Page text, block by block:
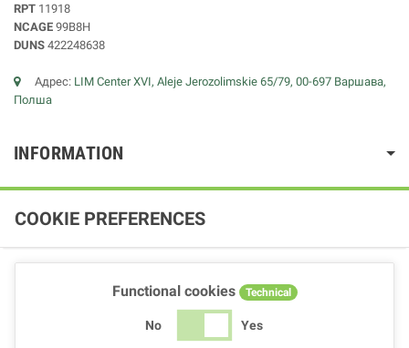
RPT 11918
NCAGE 99B8H
DUNS 422248638
Адрес: LIM Center XVI, Aleje Jerozolimskie 65/79, 00-697 Варшава,
Полша
INFORMATION
COOKIE PREFERENCES
Functional cookies Technical
No Yes